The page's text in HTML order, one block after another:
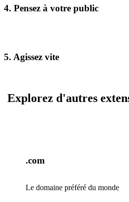
4. Pensez à votre public
5. Agissez vite
Explorez d'autres
.com
Le domaine préféré du monde